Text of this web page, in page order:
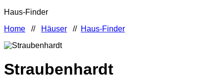
Haus-Finder
Home // Häuser // Haus-Finder
Straubenhardt